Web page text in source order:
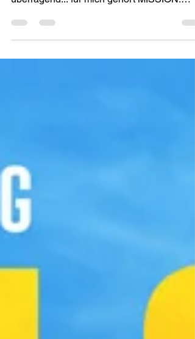
vielleicht fandet Ihr den ersten Teil nicht
überragend... für mich gehört MISSION:
IMPOSSIBLE...